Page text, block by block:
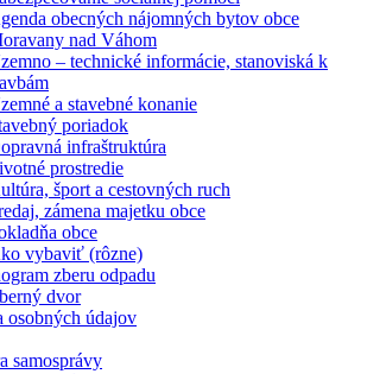
obecných nájomných bytov obce
nad Váhom
– technické informácie, stanoviská k
a stavebné konanie
poriadok
infraštruktúra
prostredie
šport a cestovných ruch
zámena majetku obce
obce
vybaviť (rôzne)
zberu odpadu
dvor
osobných údajov
samosprávy